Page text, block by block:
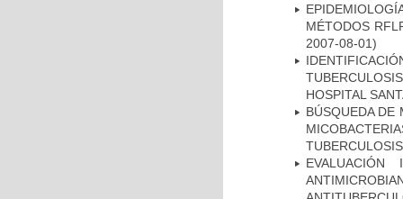
MÉTODOS
2007-08-01)
HOSPITAL
BÚSQUEDA DE